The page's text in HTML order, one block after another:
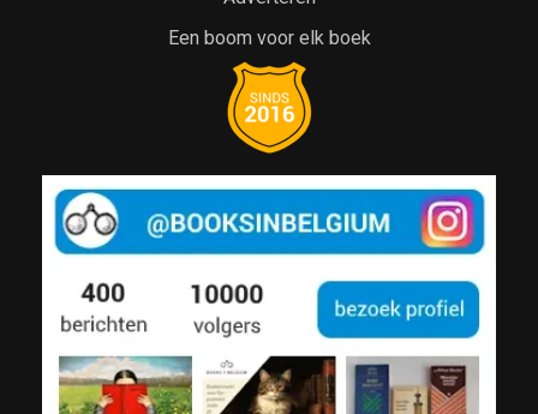
Een boom voor elk boek